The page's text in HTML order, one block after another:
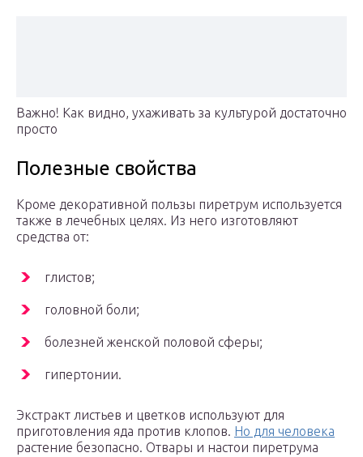
Важно! Как видно, ухаживать за культурой достаточно
просто
Полезные свойства
Кроме декоративной пользы пиретрум используется
также в лечебных целях. Из него изготовляют
средства от:
глистов;
головной боли;
болезней женской половой сферы;
гипертонии.
Экстракт листьев и цветков используют для
приготовления яда против клопов. Но для человека
растение безопасно. Отвары и настои пиретрума